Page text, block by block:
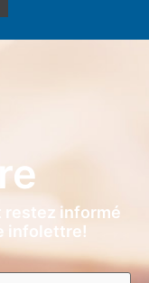
restez informé
infolettre!